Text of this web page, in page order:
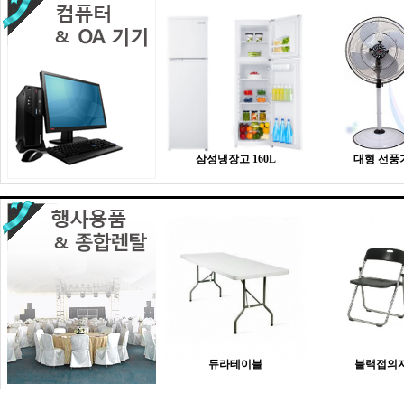
삼성냉장고 160L 대형 선풍
듀라테이블 블랙접의